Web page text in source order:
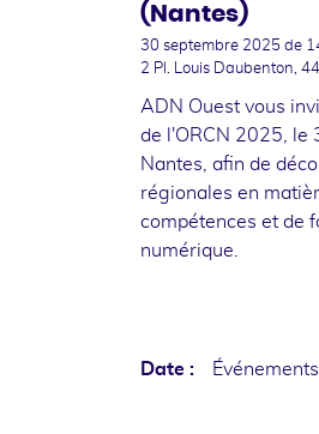
(Nantes)
30 septembre 2025 de
2 Pl. Louis Daubenton,
ADN Ouest vous
de l'ORCN 2025, le
Nantes, afin de
régionales en
compétences et de
numérique.
Date :